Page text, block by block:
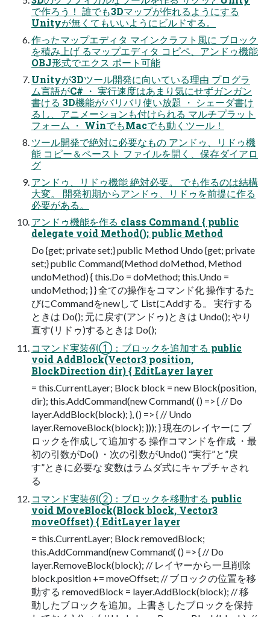
で作ろう！ 誰でも3Dマップが作れるようにする
Unityが無くてもいいようにビルドする。
作ったマップエディタ マインクラフト風に ブロック
を積み上げ るマップエディタ コピペ、アンドゥ機能
OBJ形式でエクス ポート可能
Unityが3Dツール開発に向いている理由 プログラ
ム言語がC# ・ 実行速度はあまり気にせずガンガン
書ける 3D機能がバリバリ使い放題 ・ シェーダ書け
るし、アニメーションも付けられる マルチプラット
フォーム ・ WinでもMacでも動くツール！
ツール開発で絶対に必要なもの アンドゥ、リドゥ機
能 コピー＆ペースト ファイルを開く、保存ダイアロ
グ
アンドゥ、リドゥ機能 絶対必要。 でも作るのは結構
大変。 開発初期からアンドゥ、リドゥを前提に作る
必要がある。
アンドゥ機能を作る class Command { public
delegate void Method(); public Method
Do {get; private set;} public Method Undo {get; private
set;} public Command(Method doMethod, Method
undoMethod) { this.Do = doMethod; this.Undo =
undoMethod; } } 全ての操作をコマンド化 操作するた
びにCommandをnewして ListにAddする。 実行する
ときは Do(); 元に戻す(アンドゥ)ときは Undo(); やり
直す(リドゥ)するときは Do();
コマンド実装例①：ブロックを追加する public
void AddBlock(Vector3 position,
BlockDirection dir) { EditLayer layer
= this.CurrentLayer; Block block = new Block(position,
dir); this.AddCommand(new Command( () => { // Do
layer.AddBlock(block); }, () => { // Undo
layer.RemoveBlock(block); })); } 現在のレイヤーに ブ
ロックを作成して追加する 操作コマンドを作成 ・最
初の引数がDo() ・次の引数がUndo() “実行”と”戻
す”ときに必要な 変数はラムダ式にキャプチャされ
る
コマンド実装例②：ブロックを移動する public
void MoveBlock(Block block, Vector3
moveOffset) { EditLayer layer
= this.CurrentLayer; Block removedBlock;
this.AddCommand(new Command( () => { // Do
layer.RemoveBlock(block); // レイヤーから一旦削除
block.position += moveOffset; // ブロックの位置を移
動する removedBlock = layer.AddBlock(block); // 移
動したブロックを追加。上書きしたブロックを保持